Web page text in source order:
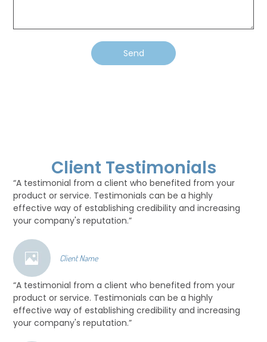
Send
Client Testimonials
“A testimonial from a client who benefited from your
product or service. Testimonials can be a highly
effective way of establishing credibility and increasing
your company's reputation.”
Client Name
“A testimonial from a client who benefited from your
product or service. Testimonials can be a highly
effective way of establishing credibility and increasing
your company's reputation.”